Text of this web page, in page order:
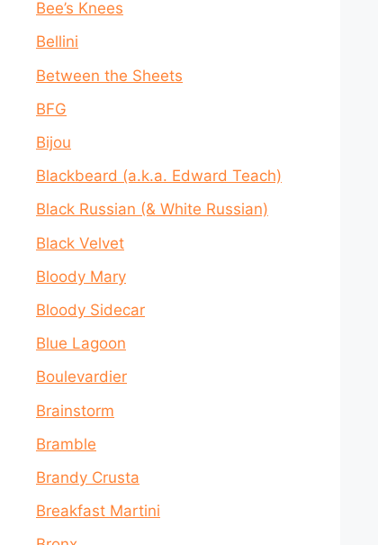
Bee’s Knees
Bellini
Between the Sheets
BFG
Bijou
Blackbeard (a.k.a. Edward Teach)
Black Russian (& White Russian)
Black Velvet
Bloody Mary
Bloody Sidecar
Blue Lagoon
Boulevardier
Brainstorm
Bramble
Brandy Crusta
Breakfast Martini